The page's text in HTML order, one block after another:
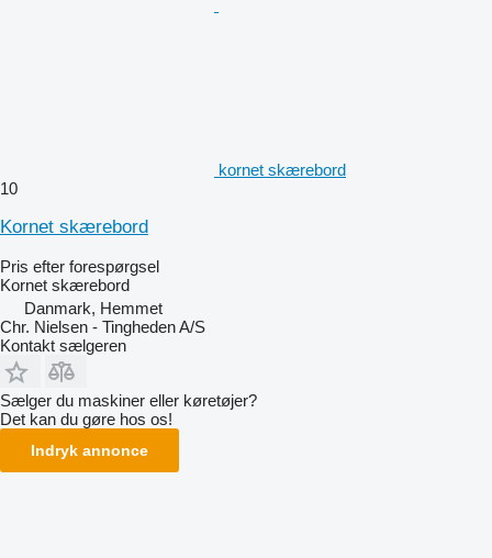
kornet skærebord
10
Kornet skærebord
Pris efter forespørgsel
Kornet skærebord
Danmark, Hemmet
Chr. Nielsen - Tingheden A/S
Kontakt sælgeren
Sælger du maskiner eller køretøjer?
Det kan du gøre hos os!
Indryk annonce